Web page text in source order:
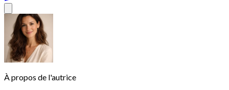
À propos de l'autrice